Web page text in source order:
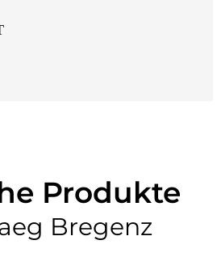
Produkte
Bregenz